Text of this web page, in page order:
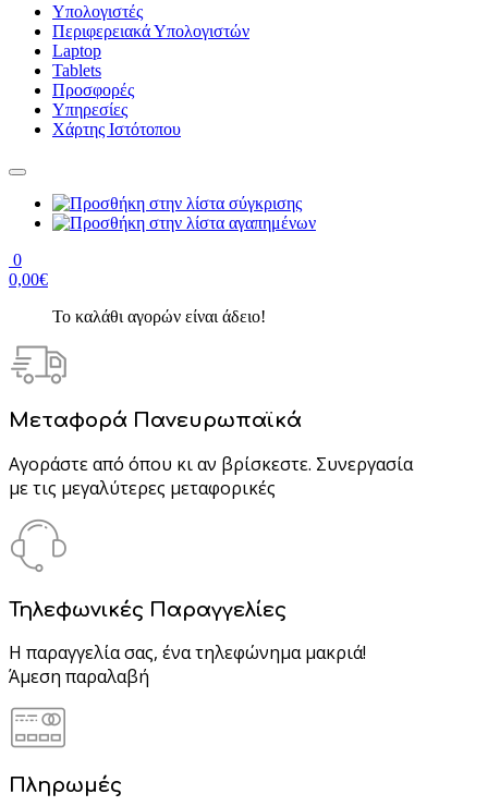
Υπολογιστές
Περιφερειακά Υπολογιστών
Laptop
Tablets
Προσφορές
Υπηρεσίες
Χάρτης Ιστότοπου
0
0,00€
Το καλάθι αγορών είναι άδειο!
Μεταφορά Πανευρωπαϊκά
Αγοράστε από όπου κι αν βρίσκεστε. Συνεργασία
με τις μεγαλύτερες μεταφορικές
Τηλεφωνικές Παραγγελίες
Η παραγγελία σας, ένα τηλεφώνημα μακριά!
Άμεση παραλαβή
Πληρωμές